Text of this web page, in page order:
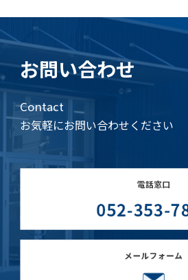
お問い合わせ
Contact
お気軽にお問い合わせください